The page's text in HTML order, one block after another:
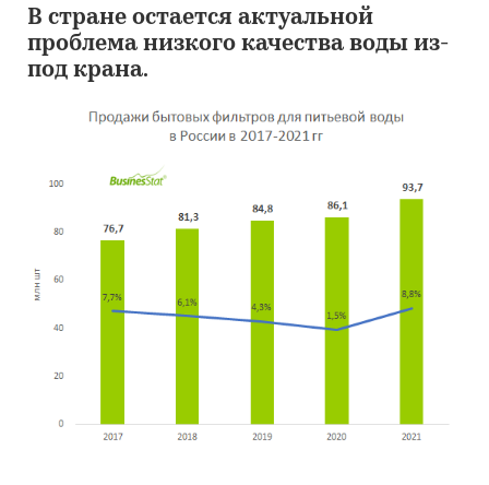
В стране остается актуальной
проблема низкого качества воды из-
под крана.